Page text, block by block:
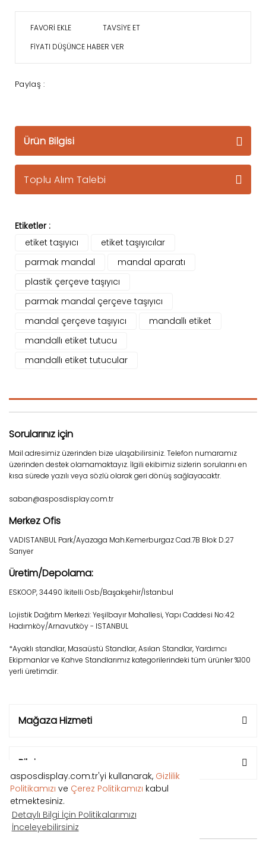
asposdisplay.com.tr'yi kullanarak, Gizlilik
Politikamızı ve Çerez Politikamızı kabul
etmektesiniz.
Detaylı Bilgi İçin Politikalarımızı
İnceleyebilirsiniz
TAVSİYE ET
FİYATI DÜŞÜNCE HABER VER
Paylaş :
Ürün Bilgisi
Toplu Alım Talebi
Etiketler :
etiket taşıyıcı
etiket taşıyıcılar
parmak mandal
mandal aparatı
plastik çerçeve taşıyıcı
parmak mandal çerçeve taşıyıcı
mandal çerçeve taşıyıcı
mandallı etiket
mandallı etiket tutucu
mandallı etiket tutucular
Sorularınız için
Mail adresimiz üzerinden bize ulaşabilirsiniz. Telefon numaramız
üzerinden destek olamamaktayız. İlgili ekibimiz sizlerin sorularını en
kısa sürede yazılı veya sözlü olarak geri dönüş sağlayacaktr.
saban@asposdisplay.com.tr
Merkez Ofis
VADISTANBUL Park/Ayazaga Mah.Kemerburgaz Cad.7B Blok D.27
Sarıyer
Üretim/Depolama:
ESKOOP, 34490 İkitelli Osb/Başakşehir/İstanbul
Lojistik Dağıtım Merkezi: Yeşilbayır Mahallesi, Yapı Caddesi No:42
Hadımköy/Arnavutköy - ISTANBUL
*Ayaklı standlar, Masaüstü Standlar, Asılan Standlar, Yardımcı
Ekipmanlar ve Kahve Standlarımız kategorilerindeki tüm ürünler %100
yerli üretimdir.
Mağaza Hizmeti
Bilgi